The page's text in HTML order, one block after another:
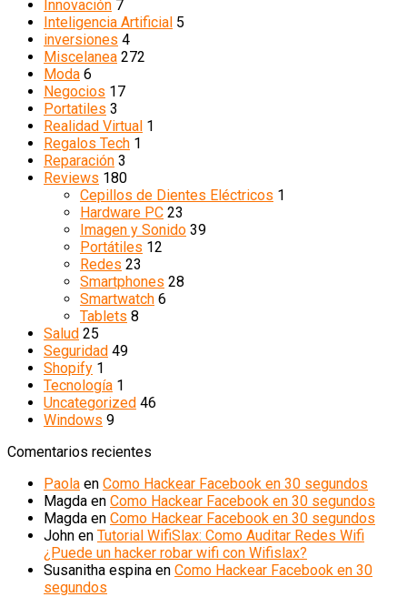
Innovación 7
Inteligencia Artificial 5
inversiones 4
Miscelanea 272
Moda 6
Negocios 17
Portatiles 3
Realidad Virtual 1
Regalos Tech 1
Reparación 3
Reviews 180
Cepillos de Dientes Eléctricos 1
Hardware PC 23
Imagen y Sonido 39
Portátiles 12
Redes 23
Smartphones 28
Smartwatch 6
Tablets 8
Salud 25
Seguridad 49
Shopify 1
Tecnología 1
Uncategorized 46
Windows 9
Comentarios recientes
Paola en Como Hackear Facebook en 30 segundos
Magda en Como Hackear Facebook en 30 segundos
Magda en Como Hackear Facebook en 30 segundos
John en Tutorial WifiSlax: Como Auditar Redes Wifi
¿Puede un hacker robar wifi con Wifislax?
Susanitha espina en Como Hackear Facebook en 30
segundos